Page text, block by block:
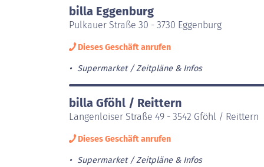
billa Eggenburg
Pulkauer Straße 30 - 3730 Eggenburg
Dieses Geschäft anrufen
Supermarket Zeitpläne & Infos
billa Gföhl / Reittern
Langenloiser Straße 49 - 3542 Gföhl / Reittern
Dieses Geschäft anrufen
Supermarket Zeitpläne & Infos